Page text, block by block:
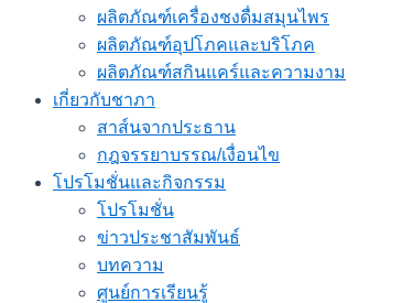
ผลิตภัณฑ์เครื่องชงดื่มสมุนไพร
ผลิตภัณฑ์อุปโภคและบริโภค
ผลิตภัณฑ์สกินแคร์และความงาม
เกี่ยวกับชาภา
สาส์นจากประธาน
กฎจรรยาบรรณ/เงื่อนไข
โปรโมชั่นและกิจกรรม
โปรโมชั่น
ข่าวประชาสัมพันธ์
บทความ
ศูนย์การเรียนรู้